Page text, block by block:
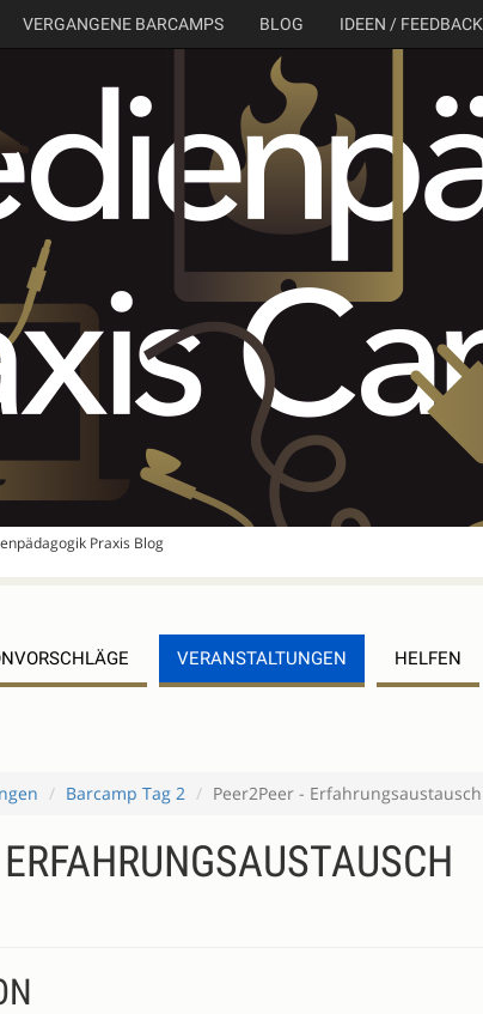
VERGANGENE BARCAMPS BLOG IDEEN / FEEDBACK
Praxis Blog
VERANSTALTUNGEN HELFEN
Barcamp Tag 2 Peer2Peer - Erfahrungsaustausch